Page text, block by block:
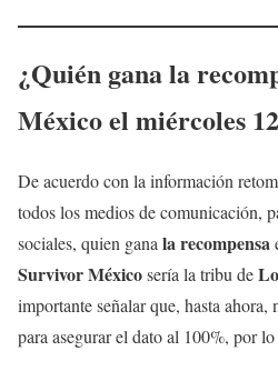
¿Quién gana la
México el miércoles
De acuerdo con la información
todos los medios de comunicación,
sociales, quien gana la recompensa
Survivor Méxicosería la tribu de
importante señalar que, hasta
para asegurar el dato al 100%, por